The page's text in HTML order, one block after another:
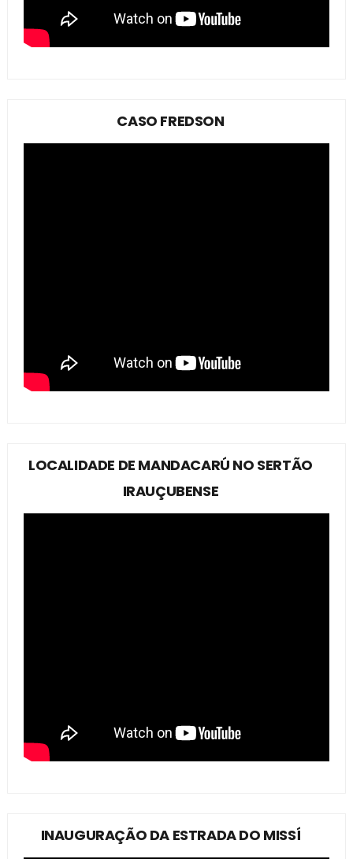
CASO FREDSON
LOCALIDADE DE MANDACARÚ NO SERTÃO
IRAUÇUBENSE
INAUGURAÇÃO DA ESTRADA DO MISSÍ